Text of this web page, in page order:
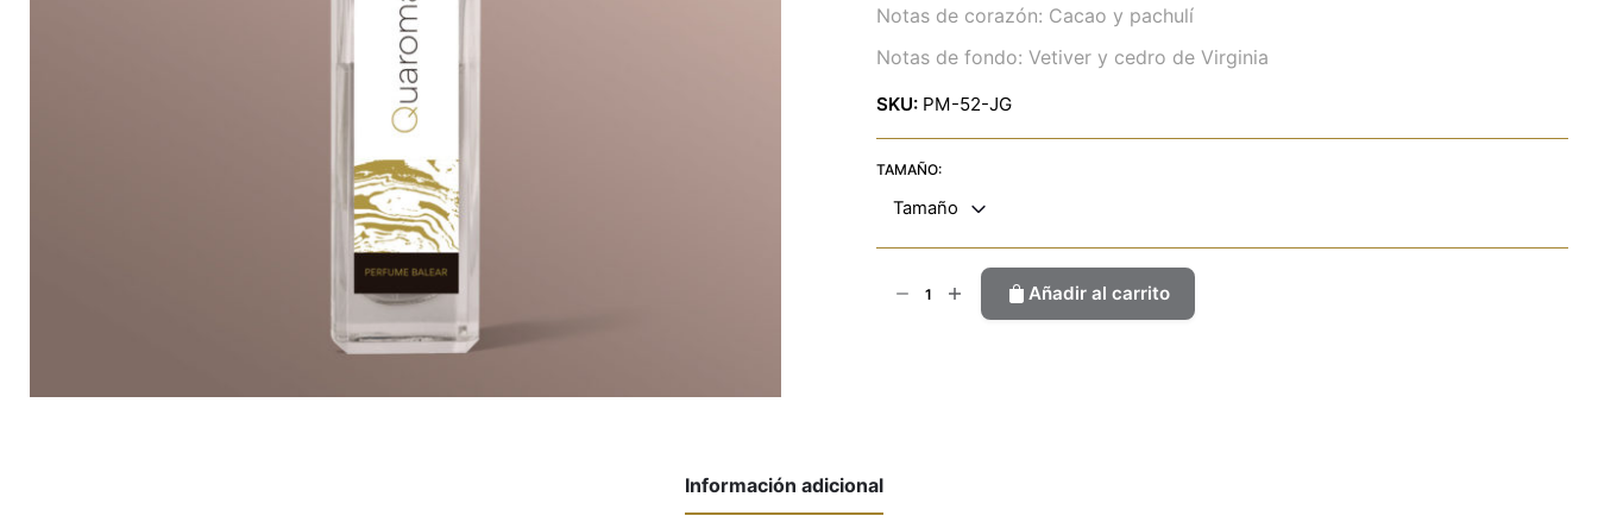
Notas de corazón: Cacao y pachulí
Notas de fondo: Vetiver y cedro de Virginia
SKU: PM-52-JG
TAMAÑO:
Tamaño
Añadir al carrito
Información adicional